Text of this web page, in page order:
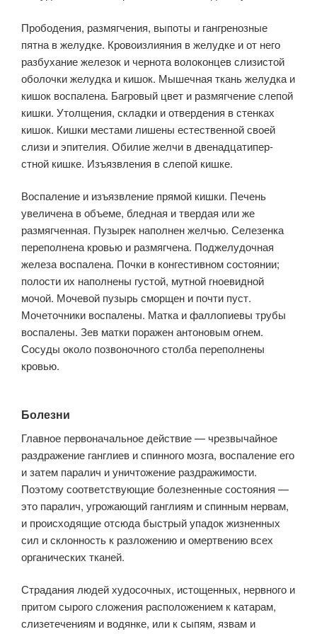
Прободения, размягчения, выпоты и гангренозные
пятна в желудке. Кровоизлияния в желудке и от него
разбухание железок и чернота волоконцев слизистой
оболочки желудка и кишок. Мышечная ткань желудка и
кишок воспа­лена. Багровый цвет и размягчение слепой
кишки. Утолщения, складки и отвердения в стенках
кишок. Кишки местами лишены ес­тественной своей
слизи и эпителия. Обилие желчи в двенадцатипер­
стной кишке. Изъязвления в слепой кишке.
Воспаление и изъязвле­ние прямой кишки. Печень
увеличена в объеме, бледная и твердая или же
размягченная. Пузырек наполнен желчью. Селезенка
пере­полнена кровью и размягчена. Поджелудочная
железа воспалена. Почки в конгестивном состоянии;
полости их наполнены густой, мутной гноевидной
мочой. Мочевой пузырь сморщен и почти пуст.
Мочеточники воспалены. Матка и фаллопиевы трубы
воспалены. Зев матки поражен антоновым огнем.
Сосуды около позвоночного столба переполнены
кровью.
Болезни
Главное первоначальное действие — чрезвычайное
раздражение ганглиев и спинного мозга, воспаление его
и затем паралич и уничто­жение раздражимости.
Поэтому соответствующие болезненные со­стояния —
это паралич, угрожающий ганглиям и спинным нервам,
и происходящие отсюда быстрый упадок жизненных
сил и склонность к разложению и омертвению всех
органических тканей.
Страдания людей худосочных, истощенных, нервного и
притом сырого сложения расположением к катарам,
слизетечениям и водянке, или к сыпям, язвам и